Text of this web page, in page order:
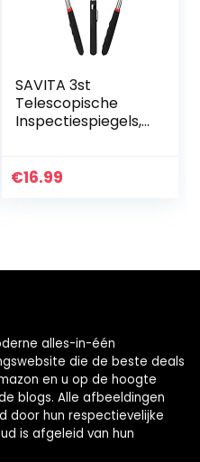
SAVITA 3st
Telescopische
Inspectiespiegels,
Set Observatietool
€16.99
alles-in-één
die de beste deals
en u op de hoogte
blogs. Alle afbeeldingen
door hun respectievelijke
is afgeleid van hun